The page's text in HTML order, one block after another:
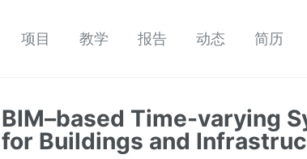
项目 教学 报告 动态 简历
BIM–based Time-varying
for Buildings and